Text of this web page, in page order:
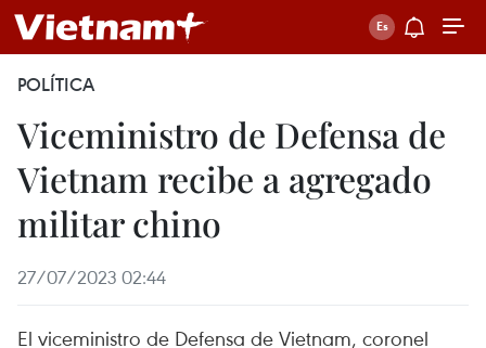
POLÍTICA
Viceministro de Defensa de
Vietnam recibe a agregado
militar chino
27/07/2023 02:44
El viceministro de Defensa de Vietnam, coronel